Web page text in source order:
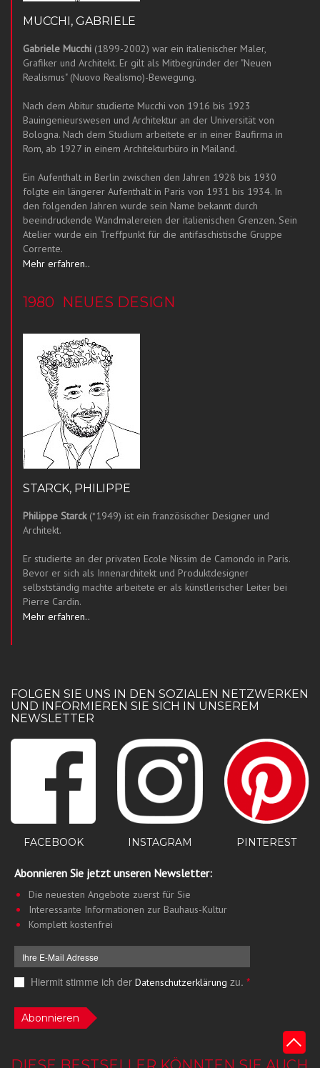
MUCCHI, GABRIELE
Gabriele Mucchi (1899-2002) war ein italienischer Maler,
Grafiker und Architekt. Er gilt als Mitbegründer der "Neuen
Realismus" (Nuovo Realismo)-Bewegung.
Nach dem Abitur studierte Mucchi von 1916 bis 1923
Bauingenieurswesen und Architektur an der Universität von
Bologna. Nach dem Studium arbeitete er in einer Baufirma in
Rom, ab 1927 in einem Architekturbüro in Mailand.
Ein Aufenthalt in Berlin zwischen den Jahren 1928 bis 1930
folgte ein längerer Aufenthalt in Paris von 1931 bis 1934. In
den folgenden Jahren wurde sein Name bekannt durch
beeindruckende Wandmalereien der italienischen Grenzen. Sein
Atelier wurde ein Treffpunkt für die antifaschistische Gruppe
Corrente.
Mehr erfahren..
1980 NEUES DESIGN
STARCK, PHILIPPE
Philippe Starck(*1949) ist ein französischer Designer und
Architekt.
Er studierte an der privaten Ecole Nissim de Camondo in Paris.
Bevor er sich als Innenarchitekt und Produktdesigner
selbstständig machte arbeitete er als künstlerischer Leiter bei
Pierre Cardin.
Mehr erfahren..
FOLGEN SIE UNS IN DEN SOZIALEN NETZWERKEN
UND INFORMIEREN SIE SICH IN UNSEREM
NEWSLETTER
FACEBOOK INSTAGRAM PINTEREST
Abonnieren Sie jetzt unseren Newsletter:
Die neuesten Angebote zuerst für Sie
Interessante Informationen zur Bauhaus-Kultur
Komplett kostenfrei
Hiermit stimme ich der Datenschutzerklärung zu. *
Abonnieren